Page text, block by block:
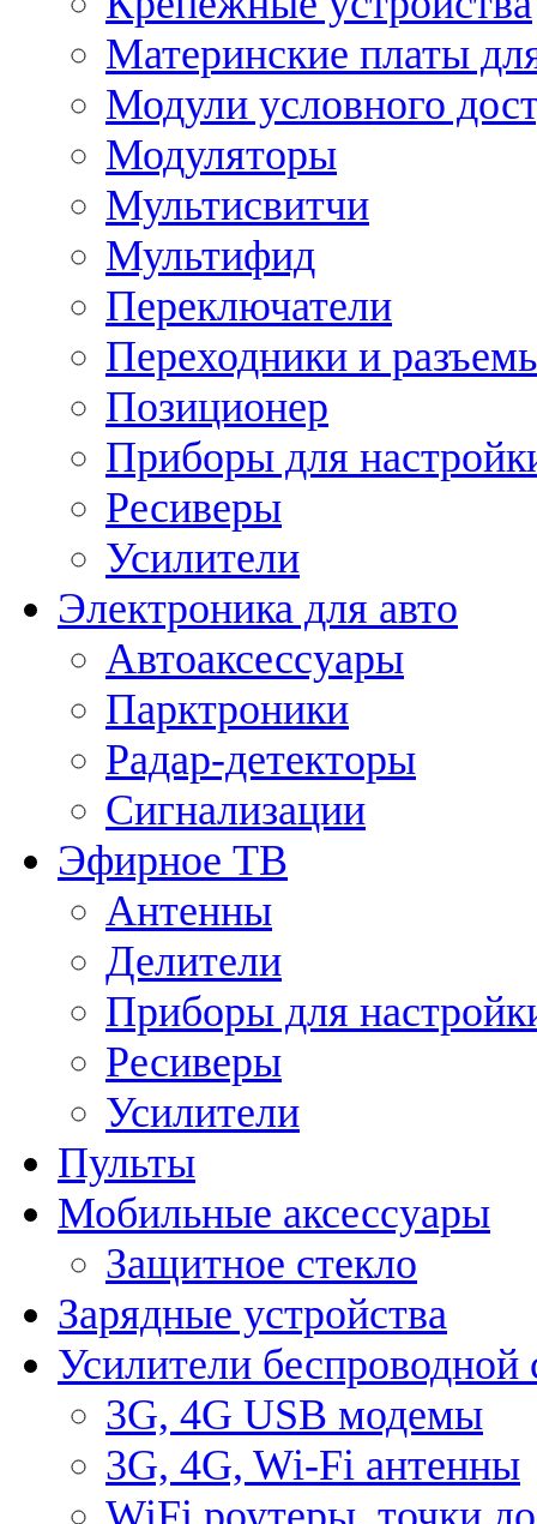
Материнские платы
Модули условного
Модуляторы
Мультисвитчи
Мультифид
Переключатели
Переходники и
Позиционер
Приборы для
Ресиверы
Усилители
Электроника для авто
Автоаксессуары
Парктроники
Радар-детекторы
Сигнализации
Эфирное ТВ
Антенны
Делители
Приборы для
Ресиверы
Усилители
Пульты
Мобильные аксессуары
Защитное стекло
Зарядные устройства
Усилители беспроводной
3G, 4G USB модемы
3G, 4G, Wi-Fi антенны